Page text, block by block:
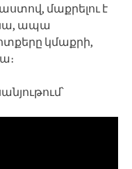
մաքրելու է
ապա
կմաքրի,